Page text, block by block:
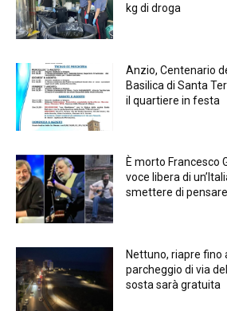
kg di droga
Anzio, Centenario
Basilica di Santa
il quartiere in festa
È morto Francesco
voce libera di
smettere di pensare
Nettuno, riapre fino
parcheggio di via
sosta sarà gratuita